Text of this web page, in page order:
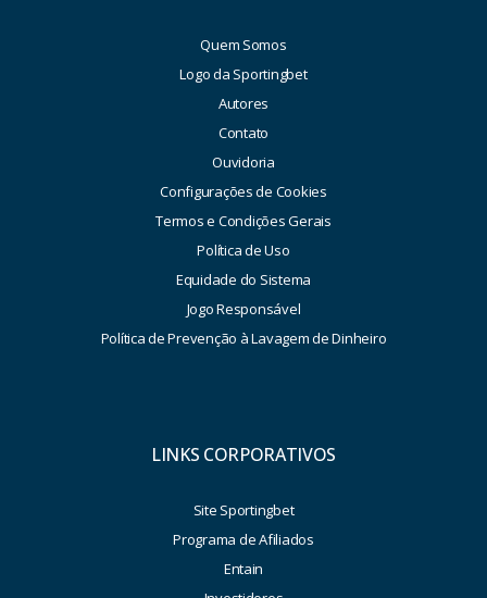
Quem Somos
Logo da Sportingbet
Autores
Contato
Ouvidoria
Configurações de Cookies
Termos e Condições Gerais
Política de Uso
Equidade do Sistema
Jogo Responsável
Política de Prevenção à Lavagem de Dinheiro
LINKS CORPORATIVOS
Site Sportingbet
Programa de Afiliados
Entain